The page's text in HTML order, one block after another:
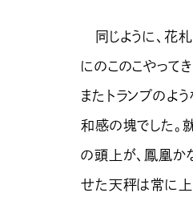
同じように、花
にのこのこやって
またトランプのよ
和感の塊でした。
の頭上が、鳳凰か
せた天秤は常に上